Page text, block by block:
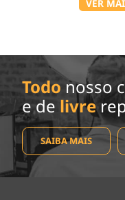
VER
Todo nosso
e de livre
SAIBA MAIS